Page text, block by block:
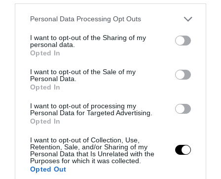
Please note that this website/app uses one or more Google
not limited to your visit or usage behaviour. You may click to
grant or deny consent to Google and its third-party tags to
use your data for below specified purposes in below Google
consent section.
Personal Data Processing Opt Outs
I want to opt-out of the Sharing of my
personal data.
Opted In
I want to opt-out of the Sale of my
Personal Data.
Opted In
I want to opt-out of processing my
Personal Data for Targeted Advertising.
Opted In
I want to opt-out of Collection, Use,
Retention, Sale, and/or Sharing of my
Personal Data that Is Unrelated with the
Purposes for which it was collected.
Opted Out
PRONEWS.GR /ΦΥΣΙΚΗ ΚΑΤΑΣΤΑΣΗ
βοηθήσουν το σάκχαρο – Πόσα λεπτά
αρκούν